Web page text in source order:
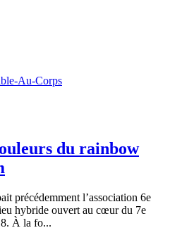
du rainbow
précédemment l’association 6e
hybride ouvert au cœur du 7e
À la fo...